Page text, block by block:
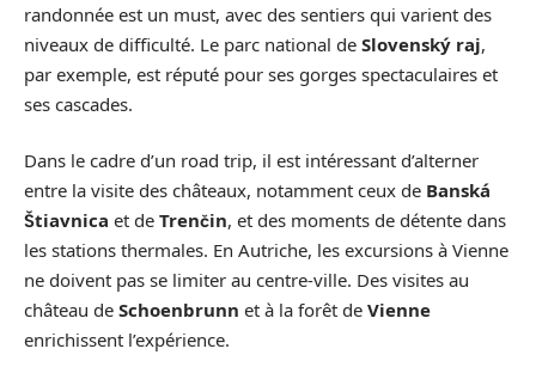
randonnée est un must, avec des sentiers qui varient des
niveaux de difficulté. Le parc national de Slovenský raj,
par exemple, est réputé pour ses gorges spectaculaires et
ses cascades.
Dans le cadre d’un road trip, il est intéressant d’alterner
entre la visite des châteaux, notamment ceux de Banská
Štiavnica et de Trenčin, et des moments de détente dans
les stations thermales. En Autriche, les excursions à Vienne
ne doivent pas se limiter au centre-ville. Des visites au
château de Schoenbrunn et à la forêt de Vienne
enrichissent l’expérience.